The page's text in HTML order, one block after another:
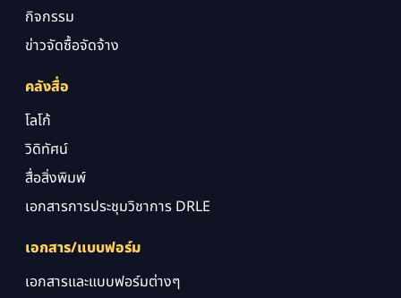
กิจกรรม
ข่าวจัดซื้อจัดจ้าง
คลังสื่อ
โลโก้
วิดิทัศน์
สื่อสิ่งพิมพ์
เอกสารการประชุมวิชาการ DRLE
เอกสาร/แบบฟอร์ม
เอกสารและแบบฟอร์มต่างๆ